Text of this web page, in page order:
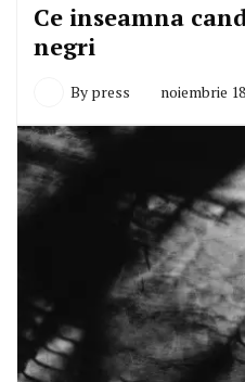
Ce inseamna
negri
By press noiembrie